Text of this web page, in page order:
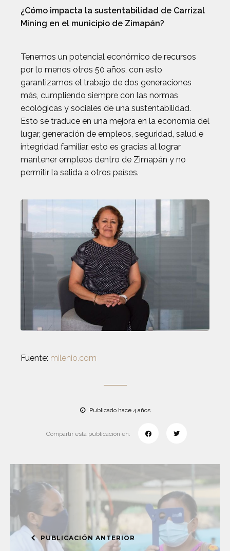
¿Cómo impacta la sustentabilidad de Carrizal
Mining en el municipio de Zimapán?
Tenemos un potencial económico de recursos
por lo menos otros 50 años, con esto
garantizamos el trabajo de dos generaciones
más, cumpliendo siempre con las normas
ecológicas y sociales de una sustentabilidad.
Esto se traduce en una mejora en la economía del
lugar, generación de empleos, seguridad, salud e
integridad familiar, esto es gracias al lograr
mantener empleos dentro de Zimapán y no
permitir la salida a otros países.
Fuente: milenio.com
Publicado hace 4 años
Compartir esta publicación en:
PUBLICACIÓN ANTERIOR